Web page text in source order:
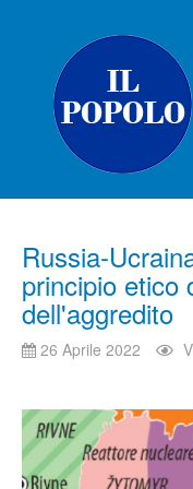
Russia-
principio etico
dell'aggredito
26 Aprile 2022